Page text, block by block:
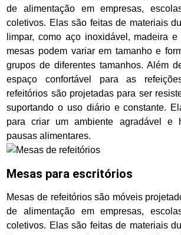
de alimentação em empresas,
coletivos. Elas são feitas de materiais
limpar, como aço inoxidável, madeira
mesas podem variar em tamanho e
grupos de diferentes tamanhos. Além
espaço confortável para as
refeitórios são projetadas para ser
suportando o uso diário e constante.
para criar um ambiente agradável e
pausas alimentares.
Mesas para escritórios
Mesas de refeitórios são móveis
de alimentação em empresas,
coletivos. Elas são feitas de materiais